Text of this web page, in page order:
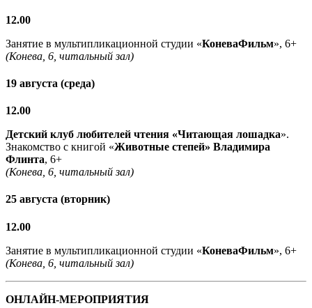
12.00
Занятие в мультипликационной студии «КоневаФильм», 6+
(Конева, 6, читальный зал)
19 августа (среда)
12.00
Детский клуб любителей чтения «Читающая лошадка».
Знакомство с книгой «Животные степей» Владимира
Флинта, 6+
(Конева, 6, читальный зал)
25 августа (вторник)
12.00
Занятие в мультипликационной студии «КоневаФильм», 6+
(Конева, 6, читальный зал)
ОНЛАЙН-МЕРОПРИЯТИЯ